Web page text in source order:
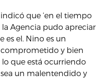
que ‘en el tiempo
Agencia pudo apreciar
es el. Nino es un
y bien
que está ocurriendo
un malentendido y